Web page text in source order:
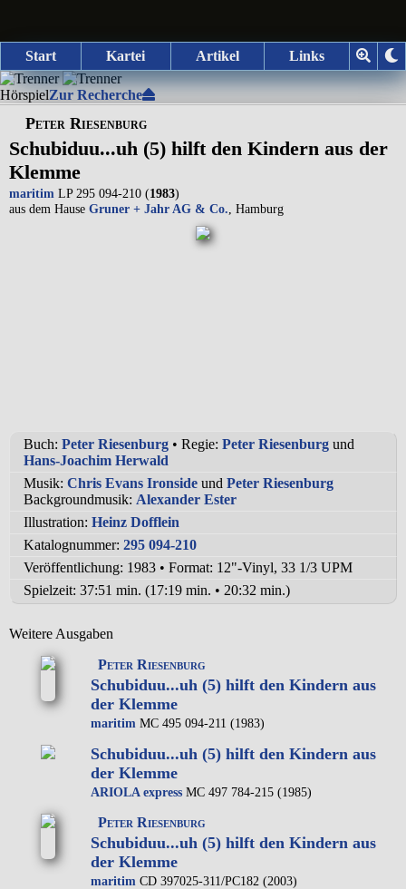
Start Kartei Artikel Links
HörspielZur Recherche
Peter Riesenburg
Schubiduu...uh (5) hilft den Kindern aus der
Klemme
maritim LP 295 094-210 (1983)
aus dem Hause Gruner + Jahr AG & Co. , Hamburg
Buch: Peter Riesenburg • Regie: Peter Riesenburg und
Hans-Joachim Herwald
Musik: Chris Evans Ironside und Peter Riesenburg
Backgroundmusik: Alexander Ester
Illustration: Heinz Dofflein
Katalognummer: 295 094-210
Veröffentlichung: 1983 • Format: 12"-Vinyl, 33 1/3 UPM
Spielzeit: 37:51 min. (17:19 min. • 20:32 min.)
Weitere Ausgaben
Peter Riesenburg
Schubiduu...uh (5) hilft den Kindern aus
der Klemme
maritim MC 495 094-211 (1983)
Schubiduu...uh (5) hilft den Kindern aus
der Klemme
ARIOLA express MC 497 784-215 (1985)
Peter Riesenburg
Schubiduu...uh (5) hilft den Kindern aus
der Klemme
maritim CD 397025-311/PC182 (2003)